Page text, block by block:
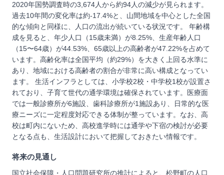
2020年国勢調査時の3,674人から約94人の減少が見られます。
過去10年間の変化率は約-17.4%と、山間地域を中心とした全国
的な傾向と同様に、人口の流出が続いている状況です。 年齢構
成を見ると、年少人口（15歳未満）が8.25%、生産年齢人口
（15〜64歳）が44.53%、65歳以上の高齢者が47.22%を占めて
います。高齢化率は全国平均（約29%）を大きく上回る水準に
あり、地域における高齢者の割合が非常に高い構成となってい
ます。 生活インフラとしては、小学校2校・中学校1校が設置さ
れており、子育て世代の通学環境は確保されています。医療面
では一般診療所が6施設、歯科診療所が1施設あり、日常的な医
療ニーズに一定程度対応できる体制が整っています。なお、高
校は町内にないため、高校進学時には通学や下宿の検討が必要
となる点も、生活設計において把握しておきたい情報です。
将来の見通し
国立社会保障・人口問題研究所の推計によると、松野町の人口